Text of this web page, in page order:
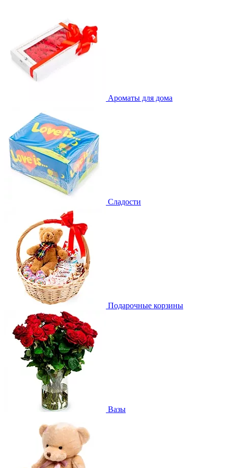
Ароматы для дома
Сладости
Подарочные корзины
Вазы